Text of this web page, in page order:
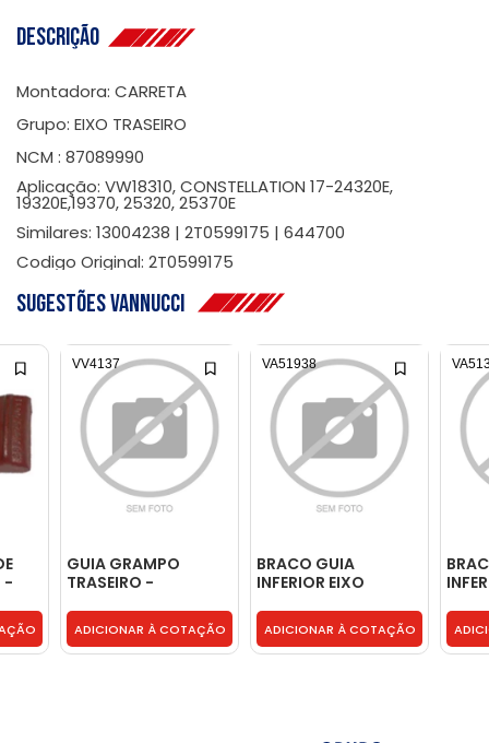
Descrição
Montadora: CARRETA
Grupo: EIXO TRASEIRO
NCM : 87089990
Aplicação: VW18310, CONSTELLATION 17-24320E,
19320E,19370, 25320, 25370E
Similares: 13004238 | 2T0599175 | 644700
Codigo Original: 2T0599175
Sugestões Vannucci
-
GUIA GRAMPO
TRASEIRO -
ADICIONAR À COTAÇÃO
VV4137
BRACO GUIA
INFERIOR EIXO
9583251309
ADICIONAR À COTAÇÃO
VA51938